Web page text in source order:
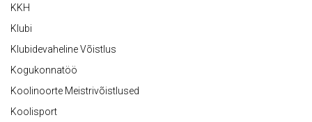
KKH
Klubi
Klubidevaheline Võistlus
Kogukonnatöö
Koolinoorte Meistrivõistlused
Koolisport